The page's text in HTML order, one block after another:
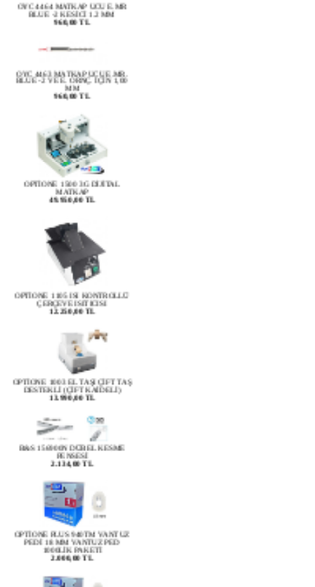
960,00 TL
MM
960,00 TL
OPTİONE 1500 3G DİJİTAL
MATKAP
49.950,00 TL
OPTİONE 1105 ISI KONTROLLÜ
ÇERÇEVE ISITICISI
12.250,00 TL
OPTİONE 1003 EL TAŞI ÇİFT TAŞ
DESTEKLİ (ÇİFT KAİDELİ)
13.990,00 TL
B&S 156900N DÜBEL KESME
PENSESİ
2.134,00 TL
OPTİONE PLUS 940TM VANTUZ
PEDİ 18 MM VANTUZ PED
1000LİK PAKETİ
2.000,00 TL